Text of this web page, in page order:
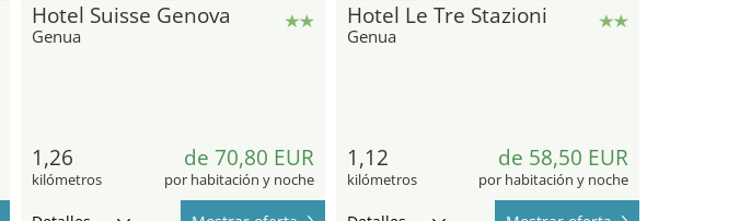
Hotel Suisse Genova
Genua
1,26
kilómetros
de 70,80 EUR
por habitación y noche
Hotel Le Tre Stazioni
Genua
1,12
kilómetros
de 58,50 EUR
por habitación y noche